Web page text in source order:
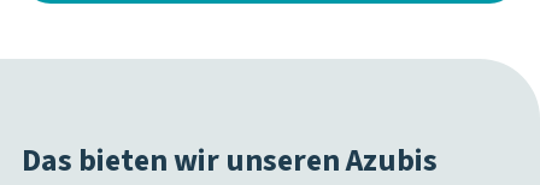
Das bieten wir unseren Azubis